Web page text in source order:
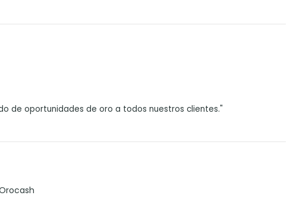
de oportunidades de oro a todos nuestros clientes."